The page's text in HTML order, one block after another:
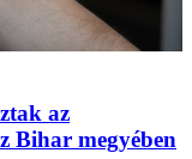
az
Bihar megyében